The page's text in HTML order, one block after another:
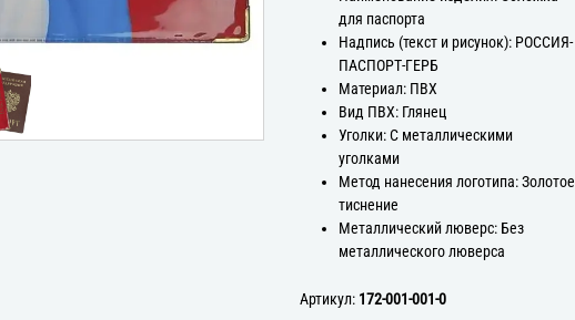
для паспорта
Надпись (текст и рисунок): РОССИЯ-
ПАСПОРТ-ГЕРБ
Материал: ПВХ
Вид ПВХ: Глянец
Уголки: С металлическими
уголками
Метод нанесения логотипа: Золотое
тиснение
Металлический люверс: Без
металлического люверса
Артикул: 172-001-001-0